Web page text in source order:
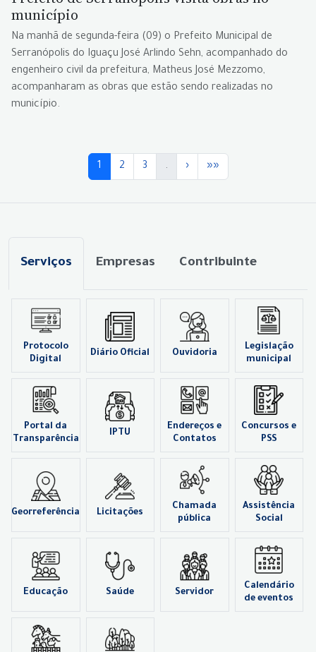
município
Na manhã de segunda-feira (09) o Prefeito Municipal de
Serranópolis do Iguaçu José Arlindo Sehn, acompanhado do
engenheiro civil da prefeitura, Matheus José Mezzomo,
acompanharam as obras que estão sendo realizadas no
município.
1 2 3 . › »»
Serviços Empresas Contribuinte
Protocolo
Digital
Diário Oficial Ouvidoria
Legislação
municipal
Portal da
Transparência
IPTU
Endereços e
Contatos
Concursos e
PSS
Georreferência Licitações
Chamada
pública
Assistência
Social
Educação Saúde Servidor
Calendário
de eventos